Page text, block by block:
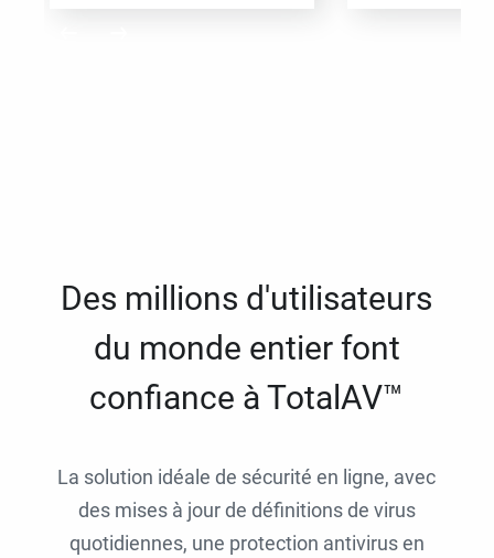
Des millions d'utilisateurs
du monde entier font
confiance à TotalAV™
La solution idéale de sécurité en ligne, avec
des mises à jour de définitions de virus
quotidiennes, une protection antivirus en